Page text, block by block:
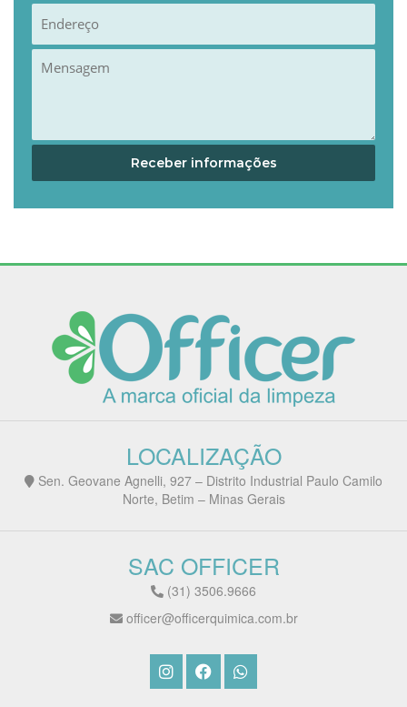
LOCALIZAÇÃO
Sen. Geovane Agnelli, 927 – Distrito Industrial Paulo Camilo
Norte, Betim – Minas Gerais
SAC OFFICER
(31) 3506.9666
officer@officerquimica.com.br